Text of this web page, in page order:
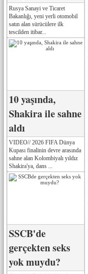
Rusya Sanayi ve Ticaret
Bakanlığı, yeni yerli otomobil
satın alan sürücülere ilk
tescilden itibar...
10 yaşında,
Shakira ile sahne
aldı
VIDEO// 2026 FIFA Dünya
Kupası finalinin devre arasında
sahne alan Kolombiyalı yıldız
Shakira'ya, dans ...
SSCB'de
gerçekten seks
yok muydu?